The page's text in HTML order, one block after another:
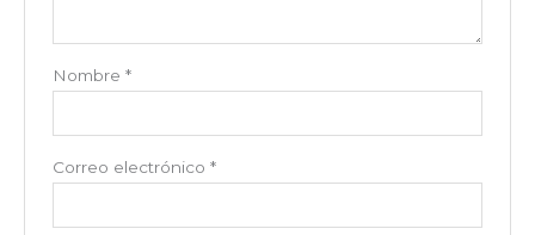
Nombre *
Correo electrónico *